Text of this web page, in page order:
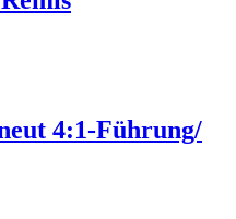
4:1-Führung/